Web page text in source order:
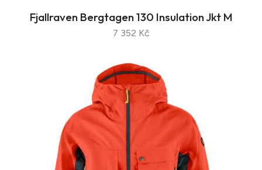
Fjallraven Bergtagen 130 Insulation Jkt M
7 352 Kč